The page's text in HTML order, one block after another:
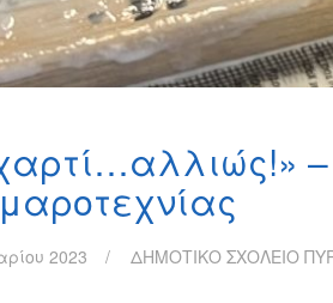
2023 ΔΗΜΟΤΙΚΟ ΣΧΟΛΕΙΟ